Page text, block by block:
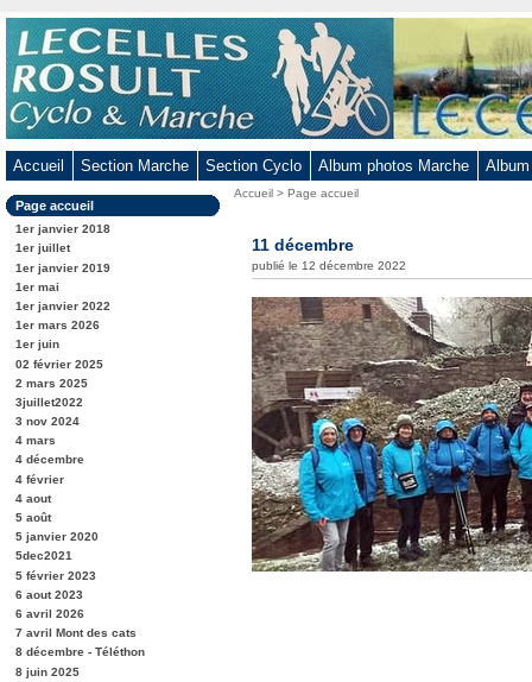
Aller
au
contenu
-
Aller
menu
principal
-
Aller
à
la
recherche
Accueil Section Marche Section Cyclo Album photos Marche
Dans
la
rubrique
:
Page accueil
1er janvier 2018
1er juillet
1er janvier 2019
1er mai
1er janvier 2022
1er mars 2026
1er juin
02 février 2025
2 mars 2025
3juillet2022
3 nov 2024
4 mars
4 décembre
4 février
4 aout
5 août
5 janvier 2020
5dec2021
5 février 2023
6 aout 2023
6 avril 2026
7 avril Mont des cats
8 décembre - Téléthon
8 juin 2025
Vous
Accueil >Page accueil
11 décembre
publié le 12 décembre 2022